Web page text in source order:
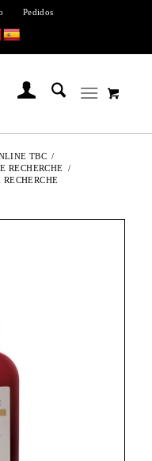
Pedidos
TBC /
RECHERCHE /